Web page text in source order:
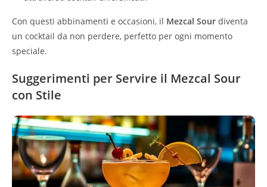
Con questi abbinamenti e occasioni, il Mezcal Sour diventa
un cocktail da non perdere, perfetto per ogni momento
speciale.
Suggerimenti per Servire il Mezcal Sour
con Stile